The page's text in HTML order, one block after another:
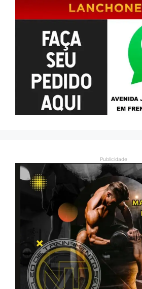
Publicidade